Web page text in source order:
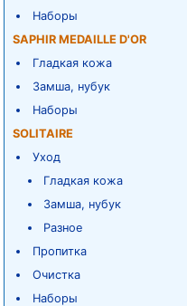
Наборы
SAPHIR MEDAILLE D'OR
Гладкая кожа
Замша, нубук
Наборы
SOLITAIRE
Уход
Гладкая кожа
Замша, нубук
Разное
Пропитка
Очистка
Наборы